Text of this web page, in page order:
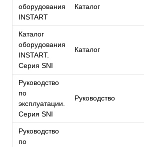
оборудования
INSTART
Каталог
Каталог
оборудования
INSTART.
Серия SNI
Каталог
Руководство
по
эксплуатации.
Серия SNI
Руководство
Руководство
по